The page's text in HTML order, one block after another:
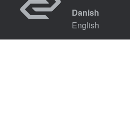
Danish
English